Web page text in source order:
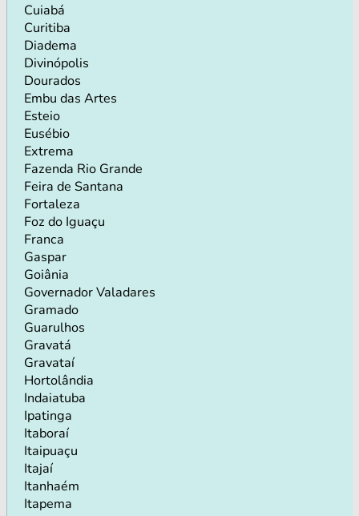
Cuiabá
Curitiba
Diadema
Divinópolis
Dourados
Embu das Artes
Esteio
Eusébio
Extrema
Fazenda Rio Grande
Feira de Santana
Fortaleza
Foz do Iguaçu
Franca
Gaspar
Goiânia
Governador Valadares
Gramado
Guarulhos
Gravatá
Gravataí
Hortolândia
Indaiatuba
Ipatinga
Itaboraí
Itaipuaçu
Itajaí
Itanhaém
Itapema